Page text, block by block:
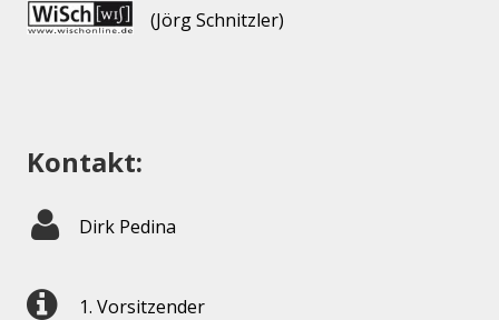
(Jörg Schnitzler)
Kontakt:
Dirk Pedina
1. Vorsitzender